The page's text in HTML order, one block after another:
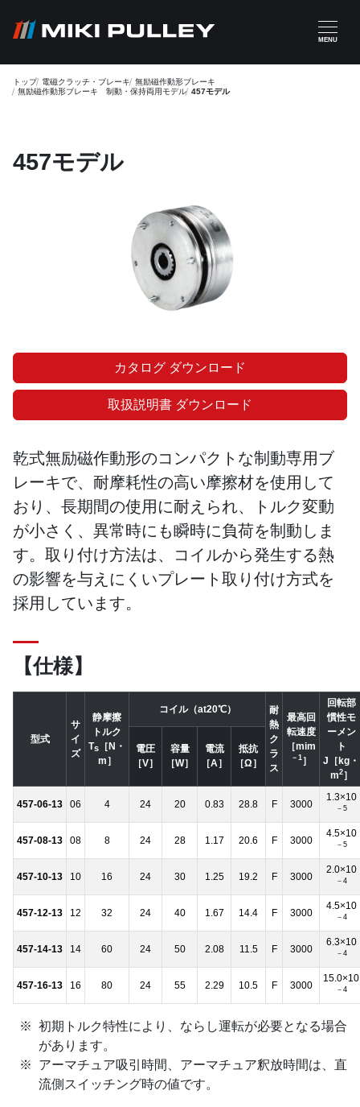
MENU
トップ 電磁クラッチ・ブレーキ 無励磁作動形ブレーキ
無励磁作動形ブレーキ 制動・保持両用モデル 457モデル
457モデル
カタログ ダウンロード
取扱説明書 ダウンロード
乾式無励磁作動形のコンパクトな制動専用ブ
レーキで、耐摩耗性の高い摩擦材を使用して
おり、長期間の使用に耐えられ、トルク変動
が小さく、異常時にも瞬時に負荷を制動しま
す。取り付け方法は、コイルから発生する熱
の影響を与えにくいプレート取り付け方式を
採用しています。
【仕様】
型式
サ
イ
ズ
静摩擦
トルク
Ts ［N・
m］
コイル（at20℃）
耐
熱
ク
ラ
ス
最高回
転速度
［mim
－1］
回転部
慣性モ
ーメン
ト
J［kg・
m2］
電圧
［V］
容量
［W］
電流
［A］
抵抗
［Ω］
457-06-13 06 4 24 20 0.83 28.8 F 3000
1.3×10
－5
457-08-13 08 8 24 28 1.17 20.6 F 3000
4.5×10
－5
457-10-13 10 16 24 30 1.25 19.2 F 3000
2.0×10
－4
457-12-13 12 32 24 40 1.67 14.4 F 3000
4.5×10
－4
457-14-13 14 60 24 50 2.08 11.5 F 3000
6.3×10
－4
457-16-13 16 80 24 55 2.29 10.5 F 3000
15.0×10
－4
初期トルク特性により、ならし運転が必要となる場合
があります。
アーマチュア吸引時間、アーマチュア釈放時間は、直
流側スイッチング時の値です。